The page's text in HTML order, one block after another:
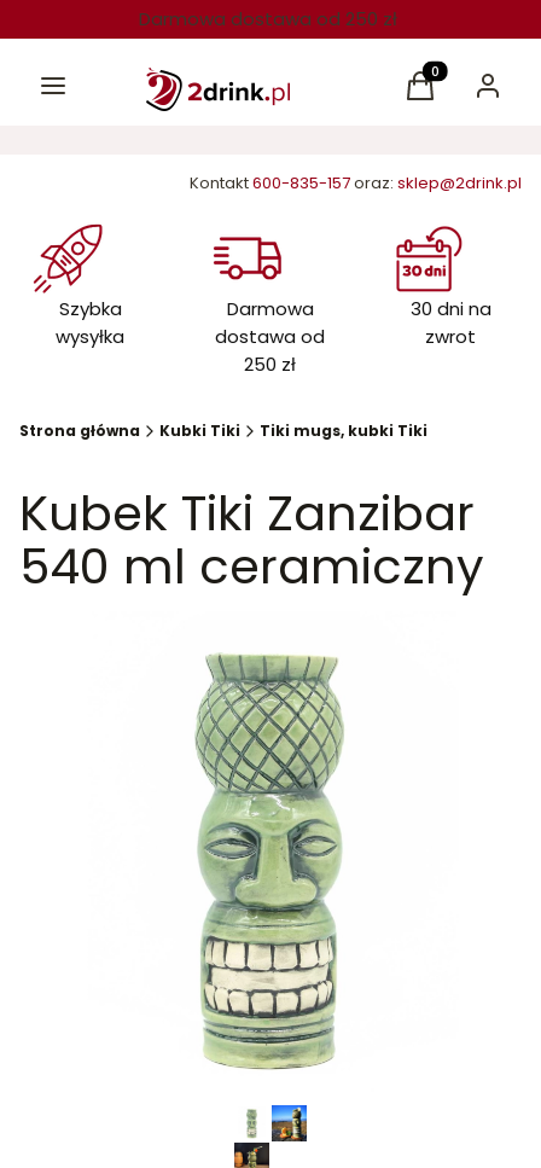
Darmowa dostawa od 250 zł
Menu Produkty w
Koszyk Zaloguj
Kontakt600-835-157oraz: sklep@2drink.pl
Szybka
wysyłka
Darmowa
dostawa od
250 zł
30 dni na
zwrot
Strona główna Kubki Tiki Tiki mugs, kubki Tiki
Kubek Tiki Zanzibar
540 ml ceramiczny